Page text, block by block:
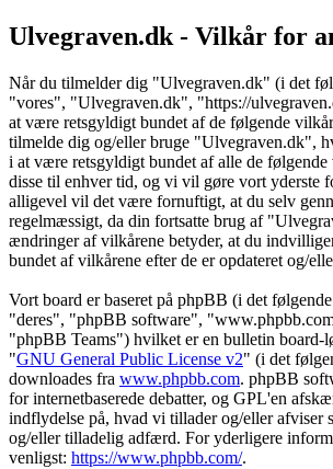
Ulvegraven.dk - Vilkår for
Når du tilmelder dig "Ulvegraven.dk" (i det
"vores", "Ulvegraven.dk", "https://
at være retsgyldigt bundet af de følgende
tilmelde dig og/eller bruge "Ulvegraven.dk",
i at være retsgyldigt bundet af alle de
disse til enhver tid, og vi vil gøre vort yderste
alligevel vil det være fornuftigt, at du selv
regelmæssigt, da din fortsatte brug af
ændringer af vilkårene betyder, at du
bundet af vilkårene efter de er opdateret og/
Vort board er baseret på phpBB (i det
"deres", "phpBB software",
"phpBB Teams") hvilket er en bulletin board-
"GNU General Public License v2" (i det
downloades fra www.phpbb.com. phpBB
for internetbaserede debatter, og GPL'en
indflydelse på, hvad vi tillader og/eller afviser
og/eller tilladelig adfærd. For yderligere
venligst: https://www.phpbb.com/.